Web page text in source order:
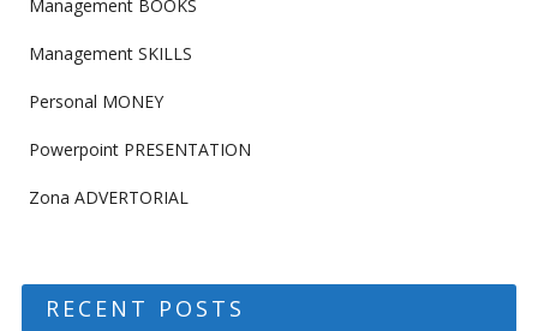
Management BOOKS
Management SKILLS
Personal MONEY
Powerpoint PRESENTATION
Zona ADVERTORIAL
RECENT POSTS